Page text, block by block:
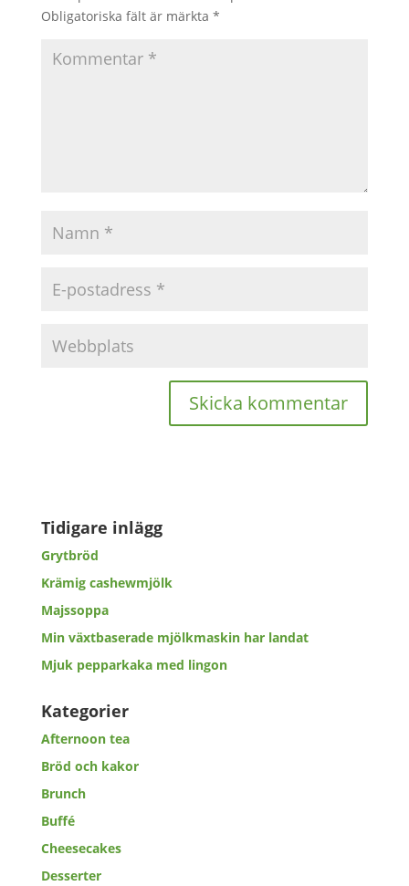
Obligatoriska fält är märkta *
Tidigare inlägg
Grytbröd
Krämig cashewmjölk
Majssoppa
Min växtbaserade mjölkmaskin har landat
Mjuk pepparkaka med lingon
Kategorier
Afternoon tea
Bröd och kakor
Brunch
Buffé
Cheesecakes
Desserter